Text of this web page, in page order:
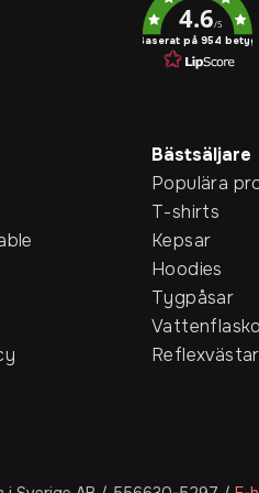
4.6/5
Baserat på 954 betyg
Bästsäljare
Populära
T-shirts
Kepsar
Hoodies
Tygpåsar
Reflexvästar